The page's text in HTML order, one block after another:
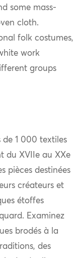
some mass-
cloth.
folk costumes,
work
groups
1 000 textiles
du XVIIe au XXe
pièces destinées
créateurs et
étoffes
Examinez
brodés à la
des